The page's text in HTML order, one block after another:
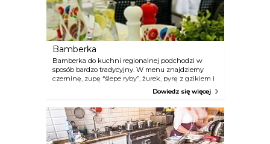
Bamberka
Bamberka do kuchni regionalnej podchodzi w
sposób bardzo tradycyjny. W menu znajdziemy
czerninę, zupę “ślepe ryby”, żurek, pyrę z gzikiem i
Dowiedz się więcej